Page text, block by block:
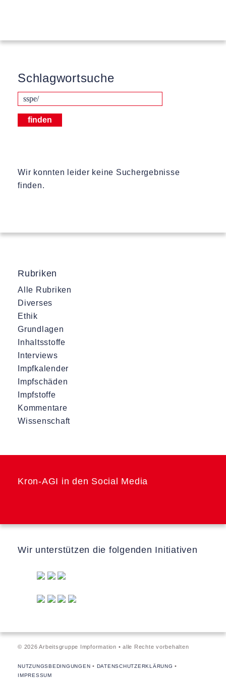
Schlagwortsuche
Wir konnten leider keine Suchergebnisse
finden.
Rubriken
Alle Rubriken
Diverses
Ethik
Grundlagen
Inhaltsstoffe
Interviews
Impfkalender
Impfschäden
Impfstoffe
Kommentare
Wissenschaft
Kron-AGI in den Social Media
Wir unterstützen die folgenden Initiativen
© 2026 Arbeitsgruppe Impformation • alle Rechte vorbehalten
NUTZUNGSBEDINGUNGEN • DATENSCHUTZERKLÄRUNG •
IMPRESSUM